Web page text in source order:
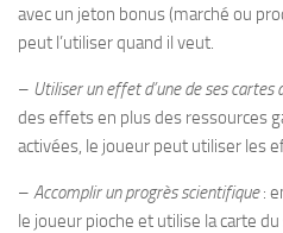
avec un jeton bonus (marché ou
peut l’utiliser quand il veut.
– Utiliser un effet d’une de ses cartes
des effets en plus des ressources
activées, le joueur peut utiliser les
– Accomplir un progrès scientifique:
le joueur pioche et utilise la carte